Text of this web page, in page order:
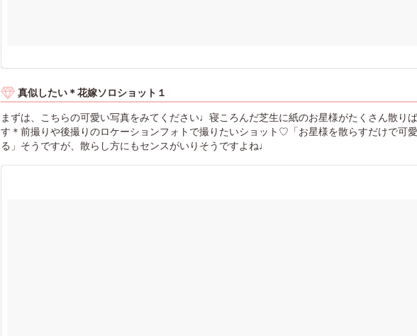
真似したい＊花嫁ソロショット１
まずは、こちらの可愛い写真をみてください♩寝ころんだ芝生に紙のお星様がたくさん散り
す＊前撮りや後撮りのロケーションフォトで撮りたいショット♡「お星様を散らすだけで可
る」そうですが、散らし方にもセンスがいりそうですよね♩